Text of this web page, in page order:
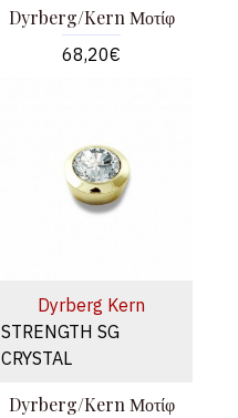
Dyrberg/Kern Μοτίφ
68,20€
Dyrberg Kern
STRENGTH SG
CRYSTAL
Dyrberg/Kern Μοτίφ